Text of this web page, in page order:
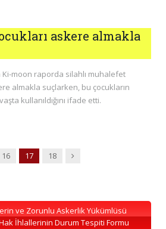
askere almakla
moon raporda silahlı muhalefet
almakla suçlarken, bu çocukların
kullanıldığını ifade etti.
16 17 18 Next
ve Zorunlu Askerlik Yükümlüsü
İhlallerinin Durum Tespiti Formu